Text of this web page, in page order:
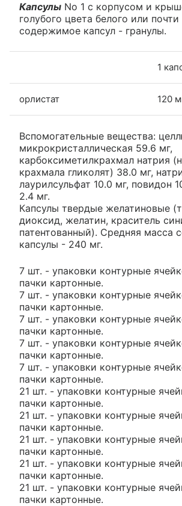
Капсулы No 1 с корпусом и
голубого цвета белого или
содержимое капсул - гранулы.
1
орлистат 120
Вспомогательные вещества:
микрокристаллическая 59.6 мг,
карбоксиметилкрахмал натрия
крахмала гликолят) 38.0 мг,
лаурилсульфат 10.0 мг, повидон
2.4 мг.
Капсулы твердые желатиновые
диоксид, желатин, краситель
патентованный). Средняя масса
капсулы - 240 мг.
7 шт. - упаковки контурные
пачки картонные.
7 шт. - упаковки контурные
пачки картонные.
7 шт. - упаковки контурные
пачки картонные.
7 шт. - упаковки контурные
пачки картонные.
7 шт. - упаковки контурные
пачки картонные.
21 шт. - упаковки контурные
пачки картонные.
21 шт. - упаковки контурные
пачки картонные.
21 шт. - упаковки контурные
пачки картонные.
21 шт. - упаковки контурные
пачки картонные.
21 шт. - упаковки контурные
пачки картонные.